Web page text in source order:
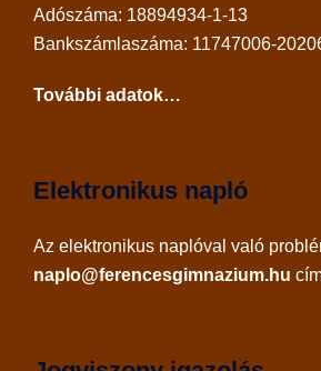
Adószáma: 18894934-1-13
Bankszámlaszáma: 11747006-
További adatok…
Elektronikus napló
Az elektronikus naplóval való
naplo@ferencesgimnazium.hu